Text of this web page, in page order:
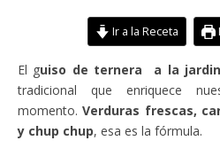
Ir a la Receta
El guiso de ternera a la
tradicional que enriquece
momento.Verduras frescas,
y chup chup, esa es la fórmula.